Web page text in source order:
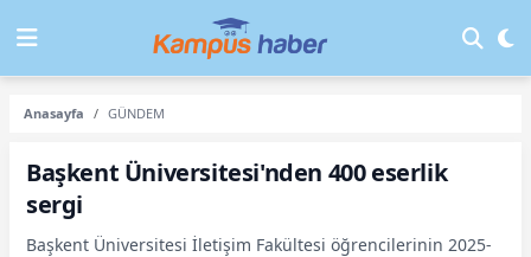
Anasayfa GÜNDEM
Başkent Üniversitesi'nden 400 eserlik
sergi
Başkent Üniversitesi İletişim Fakültesi öğrencilerinin 2025-